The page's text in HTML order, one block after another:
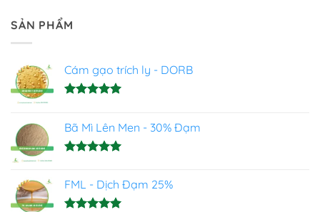
SẢN PHẨM
Cám gạo trích ly - DORB
5 sao
Bã Mì Lên Men - 30% Đạm
5 sao
FML - Dịch Đạm 25%